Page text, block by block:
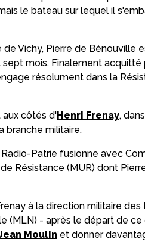
le bateau sur lequel il
Vichy, Pierre de Bénouville
mois. Finalement acquitté
résolument dans la
côtés d'Henri Frenay,
branche militaire.
Patrie fusionne avec
Résistance (MUR) dont
à la direction militaire
(MLN) - après le départ de
Moulin et donner